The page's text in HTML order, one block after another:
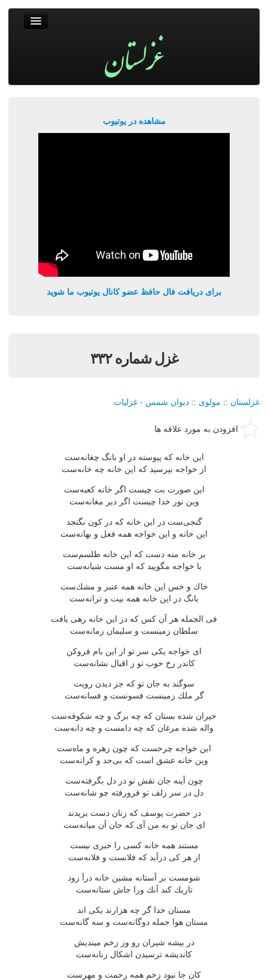
مشاهده در یوتیوب
برای دریافت فال حافظ عضو کانال یوتیوب ما شوید
غزل شماره ۳۳۲
غزلستان :: مولوی :: دیوان شمس - غزلیات
افزودن به مورد علاقه ها
این خانه كه پیوسته در او بانگ چغانه‌ست
از خواجه بپرسید كه این خانه چه خانه‌ست
این صورت بت چیست اگر خانه كعبه‌ست
وین نور خدا چیست اگر دیر مغانه‌ست
گنجی‌ست در این خانه كه در كون نگنجد
این خانه و این خواجه همه فعل و بهانه‌ست
بر خانه منه دست كه این خانه طلسم‌ست
با خواجه مگویید كه او مست شبانه‌ست
خاك و خس این خانه همه عنبر و مشك‌ست
بانگ در این خانه همه بیت و ترانه‌ست
فی الجمله هر آن كس كه در این خانه رهی یافت
سلطان زمینست و سلیمان زمانه‌ست
ای خواجه یكی سر تو از این بام فروكن
كاندر رخ خوب تو ز اقبال نشانه‌ست
سوگند به جان تو كه جز دیدن رویت
گر ملك زمینست فسونست و فسانه‌ست
حیران شده بستان كه چه برگ و چه شكوفه‌ست
واله شده مرغان كه چه دامست و چه دانه‌ست
این خواجه چرخست كه چون زهره و ماه‌ست
وین خانه عشق است كه بی‌حد و كرانه‌ست
چون آینه جان نقش تو در دل بگرفته‌ست
دل در سر زلف تو فرورفته چو شانه‌ست
در حضرت یوسف كه زنان دست بریدند
ای جان تو به من آی كه جان آن میانه‌ست
مستند همه خانه كسی را خبری نیست
از هر كی درآید كه فلانست و فلانه‌ست
شومست بر آستانه مشین خانه درآ زود
تاریك كند آنك ورا جاش ستانه‌ست
مستان خدا گر چه هزارند یكی اند
مستان هوا جمله دوگانه‌ست و سه گانه‌ست
در بیشه شیران رو وز زخم میندیش
كاندیشه ترسیدن اشكال زنانه‌ست
كان جا نبود زخم همه رحمت و مهرست